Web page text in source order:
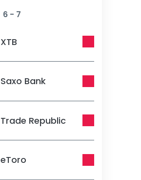
6 - 7
XTB
Saxo Bank
Trade Republic
eToro